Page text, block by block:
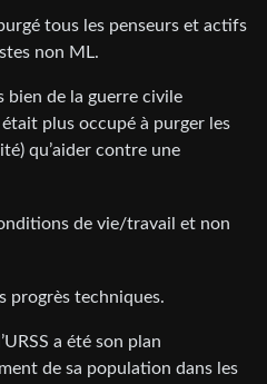
tous les penseurs et actifs
non ML.
bien de la guerre civile
était plus occupé à purger les
qu’aider contre une
de vie/travail et non
progrès techniques.
a été son plan
de sa population dans les